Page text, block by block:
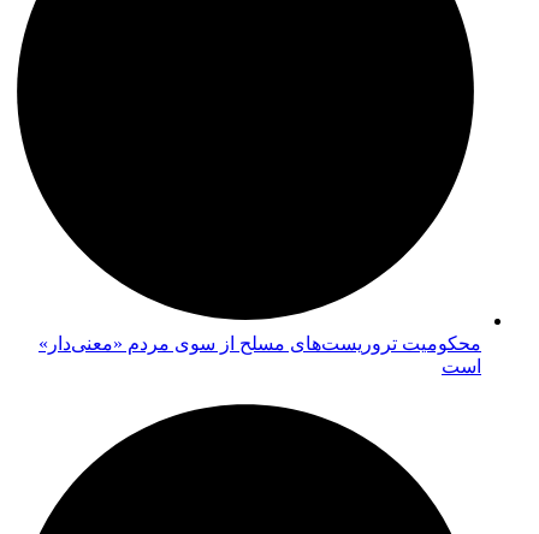
محکومیت تروریست‌های مسلح از سوی مردم «معنی‌دار»
است